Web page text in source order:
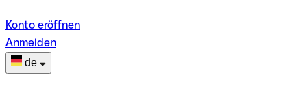
Konto eröffnen
Anmelden
de